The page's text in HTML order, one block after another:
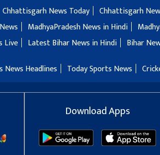
Chhattisgarh News Today Chhattisgarh
MadhyaPradesh News in Hindi
Live Latest Bihar News in Hindi Bihar
News Headlines Today Sports News
Download Apps